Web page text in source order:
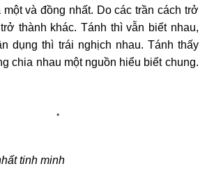
và đồng nhất. Do các trần cách trở
thành khác. Tánh thì vẫn biết nhau,
dụng thì trái nghịch nhau. Tánh thấy
chia nhau một nguồn hiểu biết chung.
*
tinh minh